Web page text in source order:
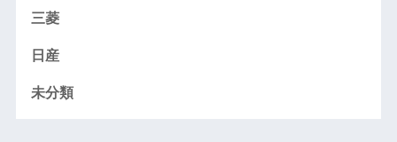
三菱
日産
未分類